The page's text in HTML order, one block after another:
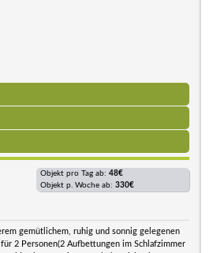
Objekt pro Tag ab: 48€
Objekt p. Woche ab: 330€
gemütlichem, ruhig und sonnig gelegenen
2 Personen(2 Aufbettungen im Schlafzimmer